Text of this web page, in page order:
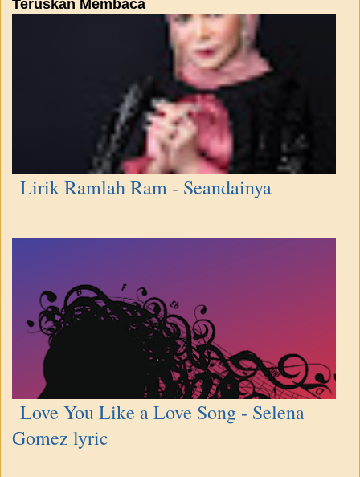
Teruskan Membaca
Lirik Ramlah Ram - Seandainya
Love You Like a Love Song - Selena
Gomez lyric